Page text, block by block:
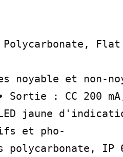
Flat
noyable et non-
: CC 200 mA,
jaune
et pho-
IP